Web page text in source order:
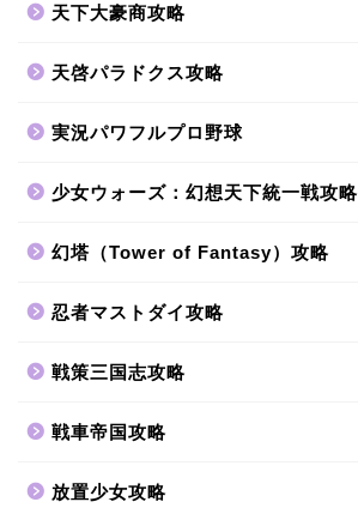
天下大豪商攻略
天啓パラドクス攻略
実況パワフルプロ野球
少女ウォーズ：幻想天下統一戦攻略
幻塔（Tower of Fantasy）攻略
忍者マストダイ攻略
戦策三国志攻略
戦車帝国攻略
放置少女攻略